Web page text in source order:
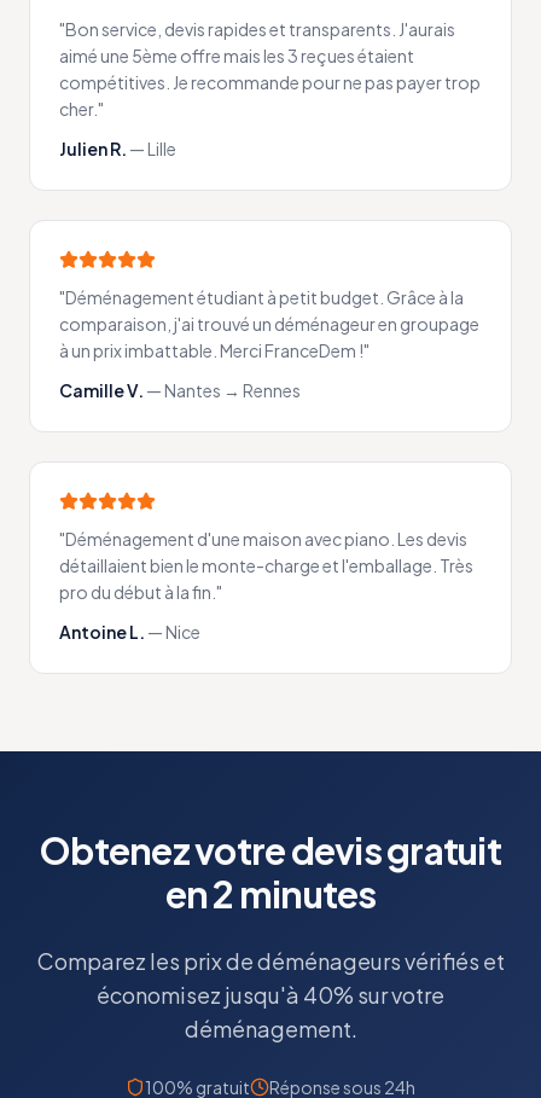
"Bon service, devis rapides et transparents. J'aurais
aimé une 5ème offre mais les 3 reçues étaient
compétitives. Je recommande pour ne pas payer trop
cher."
Julien R. —Lille
"Déménagement étudiant à petit budget. Grâce à la
comparaison, j'ai trouvé un déménageur en groupage
à un prix imbattable. Merci FranceDem !"
Camille V. —Nantes → Rennes
"Déménagement d'une maison avec piano. Les devis
détaillaient bien le monte-charge et l'emballage. Très
pro du début à la fin. "
Antoine L. —Nice
Obtenez votre devis gratuit
en 2 minutes
Comparez les prix de déménageurs vérifiés et
économisez jusqu'à 40% sur votre
déménagement.
100% gratuit Réponse sous 24h